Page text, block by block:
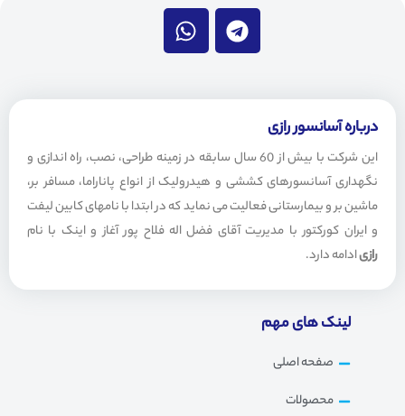
T
e
l
g
a
m
W
h
a
s
p
p
درباره آسانسور رازی
این شرکت با بیش از 60 سال سابقه در زمینه طراحی، نصب، راه اندازی و
نگهداری آسانسورهای کششی و هیدرولیک از انواع پاناراما، مسافر بر،
ماشین بر و بیمارستانی فعالیت می نماید که در ابتدا با نامهای کابین لیفت
و ایران کورکتور با مدیریت آقای فضل اله فلاح پور آغاز و اینک با نام
رازیادامه دارد.
لینک های مهم
صفحه اصلی
محصولات